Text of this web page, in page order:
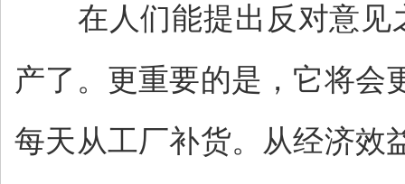
在人们能提出反对意见之
产了。更重要的是，它将会
每天从工厂补货。从经济效